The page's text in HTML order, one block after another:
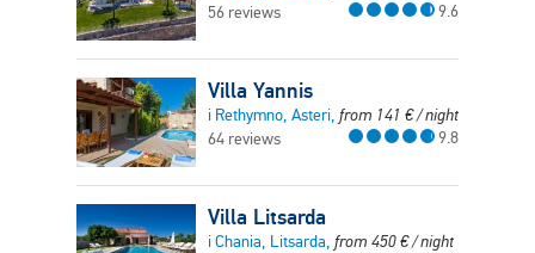
56 reviews
9.6
Villa Yannis
i Rethymno, Asteri, from 141 €/ night
64 reviews
9.8
Villa Litsarda
i Chania, Litsarda, from 450€/ night